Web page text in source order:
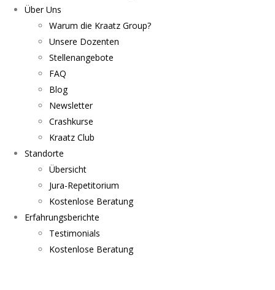
Über Uns
Warum die Kraatz Group?
Unsere Dozenten
Stellenangebote
FAQ
Blog
Newsletter
Crashkurse
Kraatz Club
Standorte
Übersicht
Jura-Repetitorium
Kostenlose Beratung
Erfahrungsberichte
Testimonials
Kostenlose Beratung